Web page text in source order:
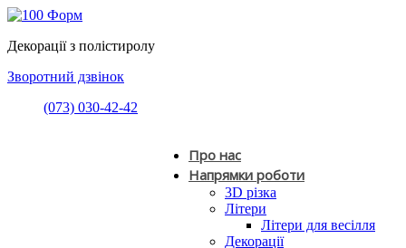
Декорації з полістиролу
Зворотний дзвінок
(073) 030-42-42
Про нас
Напрямки роботи
3D різка
Літери
Літери для весілля
Декорації